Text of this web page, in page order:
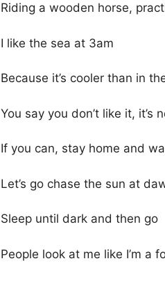
Riding a wooden horse,
I like the sea at 3am
Because it’s cooler than in
You say you don’t like it, it’s
If you can, stay home and
Let’s go chase the sun at
Sleep until dark and then go
People look at me like I’m a